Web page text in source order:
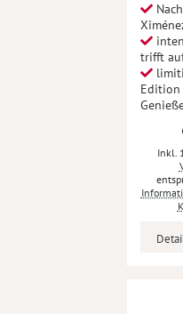
trifft
Edition
Inkl.